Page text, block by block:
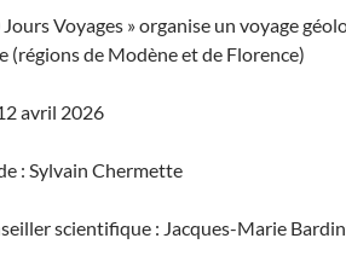
Jours Voyages » organise un voyage
(régions de Modène et de Florence)
avril 2026
: Sylvain Chermette
scientifique : Jacques-Marie